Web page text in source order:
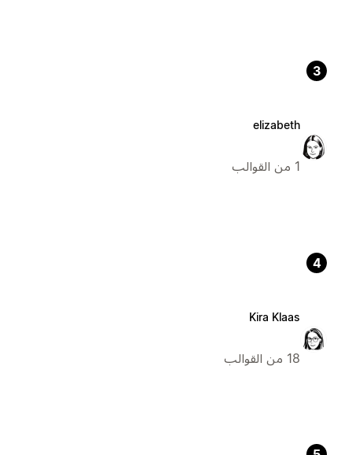
3
elizabeth
1 من القوالب
4
Kira Klaas
18 من القوالب